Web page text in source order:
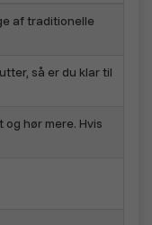
af traditionelle
så er du klar til
hør mere. Hvis